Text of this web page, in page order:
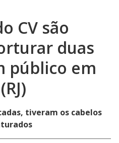
CV são
duas
público em
tiveram os cabelos